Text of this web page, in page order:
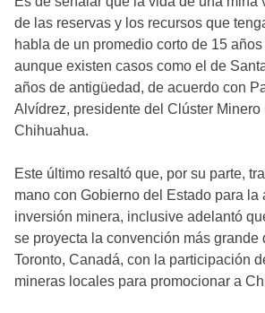
de las reservas y los recursos que
habla de un promedio corto de 15
aunque existen casos como el de
años de antigüedad, de acuerdo con
Alvídrez, presidente del Clúster Minero
Chihuahua.
Este último resaltó que, por su parte,
mano con Gobierno del Estado para la
inversión minera, inclusive adelantó
se proyecta la convención más grande
Toronto, Canadá, con la participación
mineras locales para promocionar a